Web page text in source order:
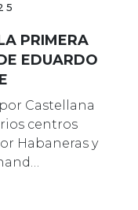
PRIMERA
EDUARDO
Castellana
centros
Habaneras y